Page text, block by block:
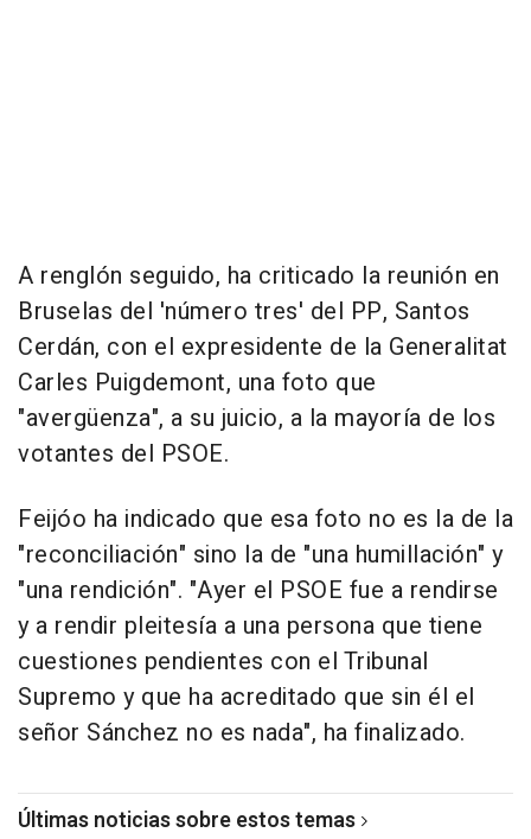
A renglón seguido, ha criticado la reunión en
Bruselas del 'número tres' del PP, Santos
Cerdán, con el expresidente de la Generalitat
Carles Puigdemont, una foto que
"avergüenza", a su juicio, a la mayoría de los
votantes del PSOE.
Feijóo ha indicado que esa foto no es la de la
"reconciliación" sino la de "una humillación" y
"una rendición". "Ayer el PSOE fue a rendirse
y a rendir pleitesía a una persona que tiene
cuestiones pendientes con el Tribunal
Supremo y que ha acreditado que sin él el
señor Sánchez no es nada", ha finalizado.
Últimas noticias sobre estos temas